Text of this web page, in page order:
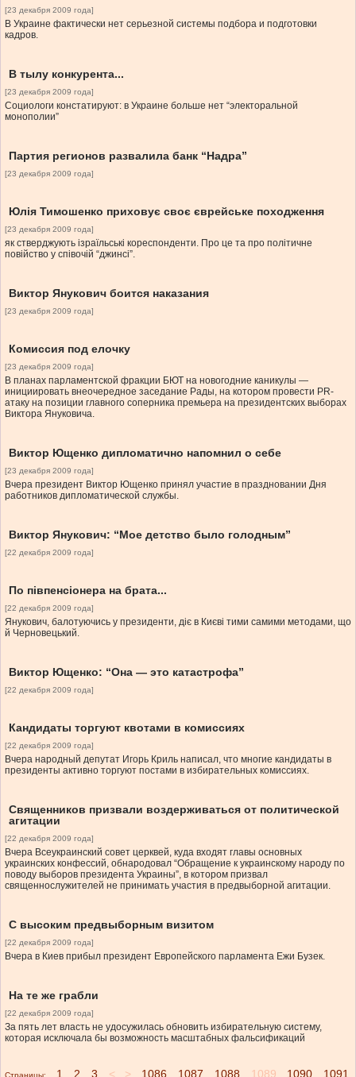
[23 декабря 2009 года]
В Украине фактически нет серьезной системы подбора и подготовки
кадров.
В тылу конкурента...
[23 декабря 2009 года]
Социологи констатируют: в Украине больше нет “электоральной
монополии”
Партия регионов развалила банк “Надра”
[23 декабря 2009 года]
Юлія Тимошенко приховує своє єврейське походження
[23 декабря 2009 года]
як стверджують ізраїльські кореспонденти. Про це та про політичне
повійство у співочій “джинсі”.
Виктор Янукович боится наказания
[23 декабря 2009 года]
Комиссия под елочку
[23 декабря 2009 года]
В планах парламентской фракции БЮТ на новогодние каникулы —
инициировать внеочередное заседание Рады, на котором провести PR-
атаку на позиции главного соперника премьера на президентских выборах
Виктора Януковича.
Виктор Ющенко дипломатично напомнил о себе
[23 декабря 2009 года]
Вчера президент Виктор Ющенко принял участие в праздновании Дня
работников дипломатической службы.
Виктор Янукович: “Мое детство было голодным”
[22 декабря 2009 года]
По півпенсіонера на брата...
[22 декабря 2009 года]
Янукович, балотуючись у президенти, діє в Києві тими самими методами, що
й Черновецький.
Виктор Ющенко: “Она — это катастрофа”
[22 декабря 2009 года]
Кандидаты торгуют квотами в комиссиях
[22 декабря 2009 года]
Вчера народный депутат Игорь Криль написал, что многие кандидаты в
президенты активно торгуют постами в избирательных комиссиях.
Священников призвали воздерживаться от политической
агитации
[22 декабря 2009 года]
Вчера Всеукраинский совет церквей, куда входят главы основных
украинских конфессий, обнародовал “Обращение к украинскому народу по
поводу выборов президента Украины”, в котором призвал
священнослужителей не принимать участия в предвыборной агитации.
С высоким предвыборным визитом
[22 декабря 2009 года]
Вчера в Киев прибыл президент Европейского парламента Ежи Бузек.
На те же грабли
[22 декабря 2009 года]
За пять лет власть не удосужилась обновить избирательную систему,
которая исключала бы возможность масштабных фальсификаций
1 2 3 <...> 1086 1087 1088 1089 1090 1091